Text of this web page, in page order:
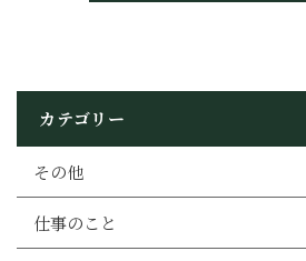
カテゴリー
その他
仕事のこと